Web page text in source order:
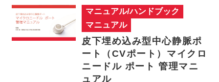
…
マニュアル/ハンドブック
マニュアル
皮下埋め込み型中心静脈ポ
ート（CVポート）マイクロ
ニードル ポート 管理マニ
ュアル